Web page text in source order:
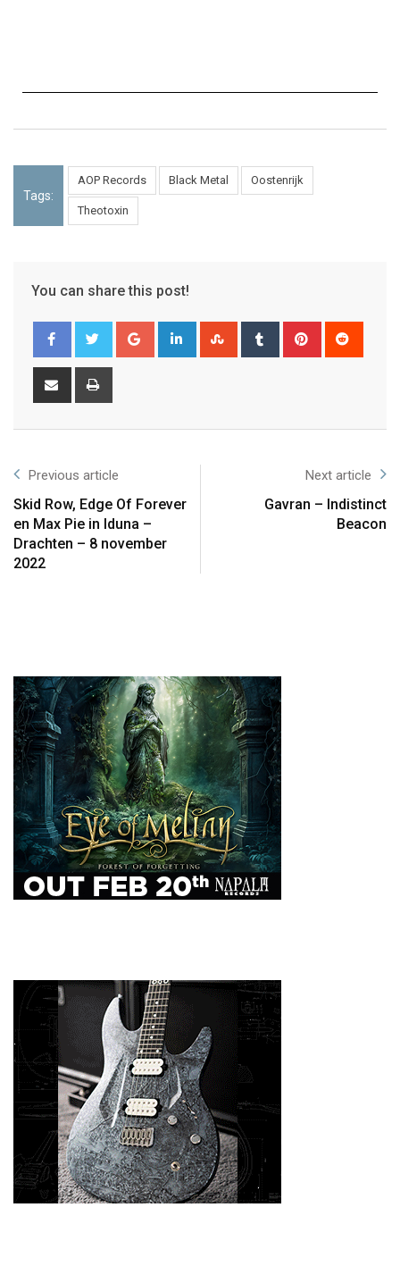
Tags:
AOP Records Black Metal Oostenrijk
Theotoxin
You can share this post!
Previous article
Skid Row, Edge Of Forever
en Max Pie in Iduna –
Drachten – 8 november
2022
Next article
Gavran – Indistinct
Beacon